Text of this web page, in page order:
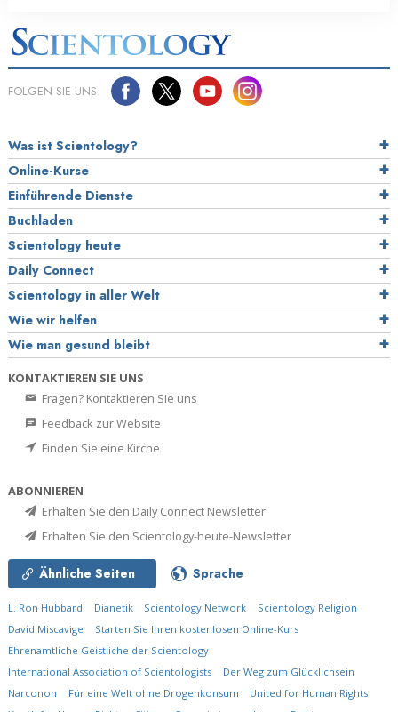
FOLGEN SIE UNS
Was ist Scientology?
Online-Kurse
Einführende Dienste
Buchladen
Scientology heute
Daily Connect
Scientology in aller Welt
Wie wir helfen
Wie man gesund bleibt
KONTAKTIEREN SIE UNS
Fragen? Kontaktieren Sie uns
Feedback zur Website
Finden Sie eine Kirche
ABONNIEREN
Erhalten Sie den Daily Connect Newsletter
Erhalten Sie den Scientology-heute-Newsletter
Ähnliche Seiten Sprache
L. Ron Hubbard Dianetik Scientology Network
Scientology Religion
David Miscavige
Starten Sie Ihren kostenlosen Online-Kurs
Ehrenamtliche Geistliche der Scientology
International Association of Scientologists
Der Weg zum Glücklichsein
Narconon
Für eine Welt ohne Drogenkonsum
United for Human Rights